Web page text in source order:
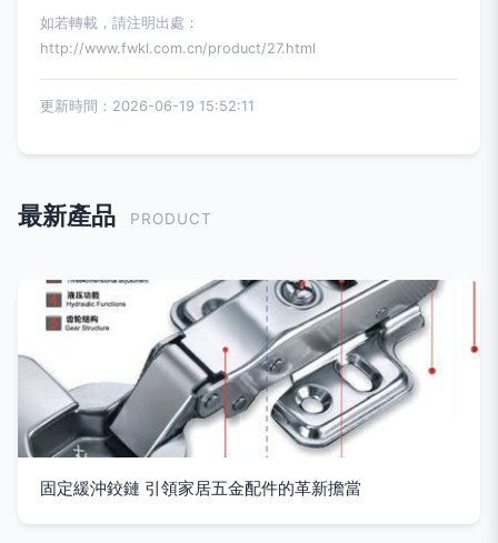
如若轉載，請注明出處：
http://www.fwkl.com.cn/product/27.html
更新時間：2026-06-19 15:52:11
最新產品 PRODUCT
固定緩沖鉸鏈 引領家居五金配件的革新擔當